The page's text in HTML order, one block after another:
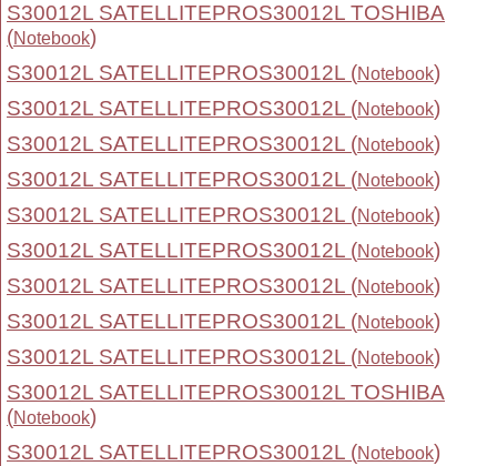
S30012L SATELLITEPROS30012L TOSHIBA
(Notebook)
S30012L SATELLITEPROS30012L (Notebook)
S30012L SATELLITEPROS30012L (Notebook)
S30012L SATELLITEPROS30012L (Notebook)
S30012L SATELLITEPROS30012L (Notebook)
S30012L SATELLITEPROS30012L (Notebook)
S30012L SATELLITEPROS30012L (Notebook)
S30012L SATELLITEPROS30012L (Notebook)
S30012L SATELLITEPROS30012L (Notebook)
S30012L SATELLITEPROS30012L (Notebook)
S30012L SATELLITEPROS30012L TOSHIBA
(Notebook)
S30012L SATELLITEPROS30012L (Notebook)